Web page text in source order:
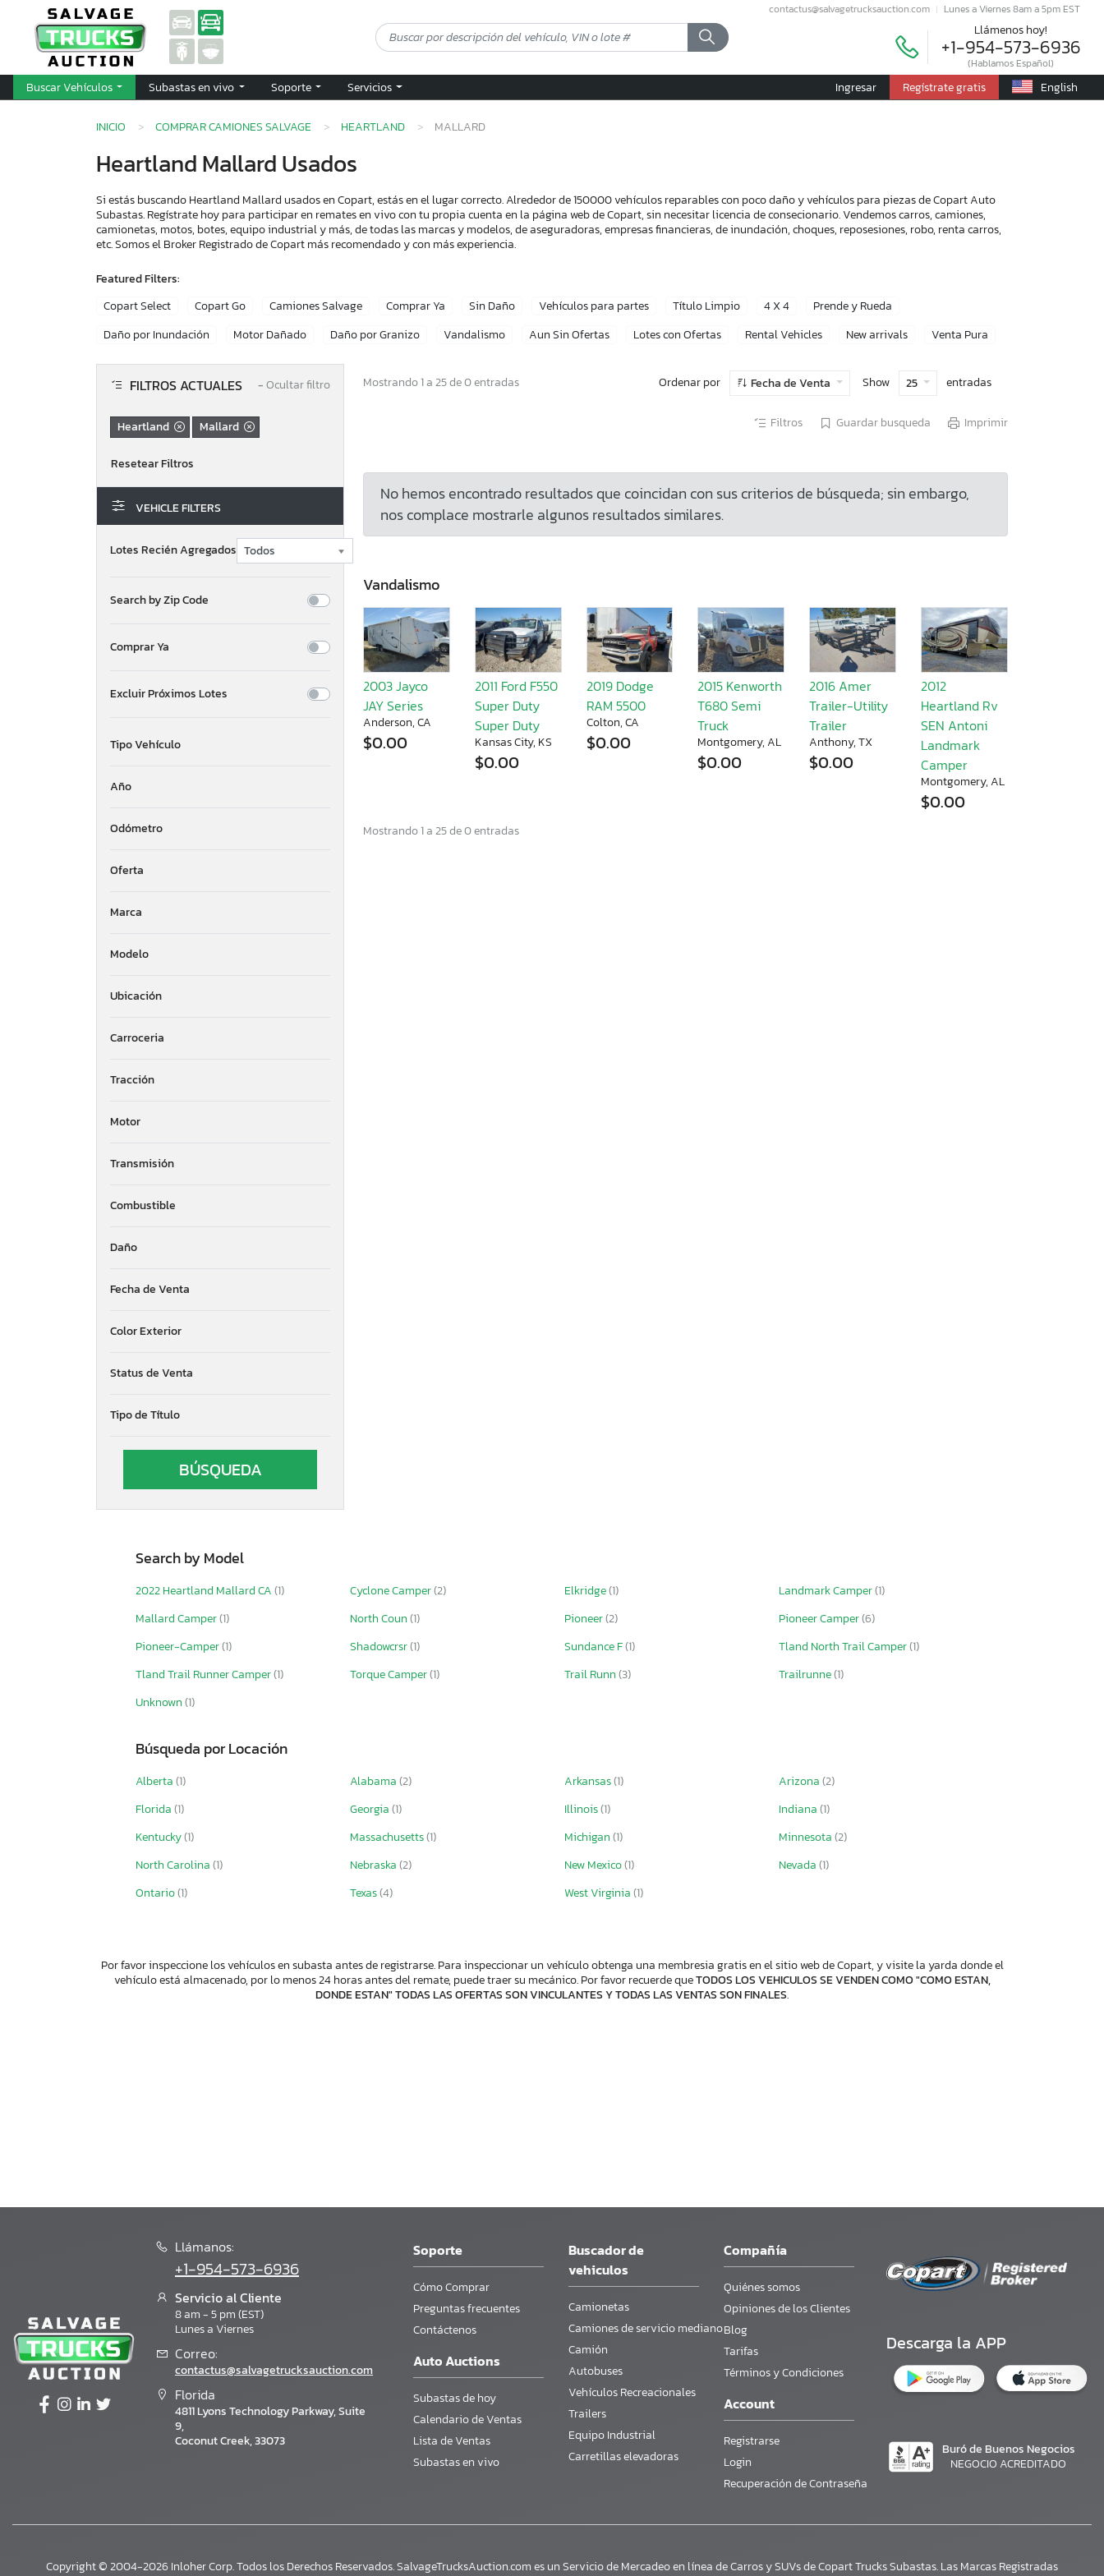
contactus@salvagetrucksauction.com Lunes a Viernes 8am a 5pm EST
Llámenos hoy!
+1-954-573-6936
(Hablamos Español)
Buscar Vehículos Subastas en vivo Soporte Servicios Ingresar Regístrate gratis English
INICIO COMPRAR CAMIONES SALVAGE HEARTLAND MALLARD
Heartland Mallard Usados
Si estás buscando Heartland Mallard usados en Copart, estás en el lugar correcto. Alrededor de 150000 vehículos reparables con poco daño y vehículos para piezas de Copart Auto
Subastas. Regístrate hoy para participar en remates en vivo con tu propia cuenta en la página web de Copart, sin necesitar licencia de consecionario. Vendemos carros, camiones,
camionetas, motos, botes, equipo industrial y más, de todas las marcas y modelos, de aseguradoras, empresas financieras, de inundación, choques, reposesiones, robo, renta carros,
etc. Somos el Broker Registrado de Copart más recomendado y con más experiencia.
Featured Filters:
Copart Select
Copart Go Camiones Salvage Comprar Ya Sin Daño Vehículos para partes Título Limpio 4 X 4
Prende y Rueda
Daño por Inundación
Motor Dañado Daño por Granizo Vandalismo Aun Sin Ofertas Lotes con Ofertas Rental Vehicles New arrivals Venta Pura
FILTROS ACTUALES −Ocultar filtro
Heartland Mallard
VEHICLE FILTERS
Lotes Recién Agregados
Search by Zip Code
Comprar Ya
Excluir Próximos Lotes
Tipo Vehículo
Año
Odómetro
Oferta
Marca
Modelo
Ubicación
Carroceria
Tracción
Motor
Transmisión
Combustible
Daño
Fecha de Venta
Color Exterior
Status de Venta
Tipo de Título
Mostrando 1 a 25 de 0 entradas Ordenar por Fecha de Venta Show 25 entradas
Filtros Guardar busqueda Imprimir
No hemos encontrado resultados que coincidan con sus criterios de búsqueda; sin embargo,
nos complace mostrarle algunos resultados similares.
Vandalismo
2003 Jayco
JAY Series
Anderson, CA
$0.00
2011 Ford F550
Super Duty
Super Duty
Kansas City, KS
$0.00
2019 Dodge
RAM 5500
Colton, CA
$0.00
2015 Kenworth
T680 Semi
Truck
Montgomery, AL
$0.00
2016 Amer
Trailer-Utility
Trailer
Anthony, TX
$0.00
2012
Heartland Rv
SEN Antoni
Landmark
Camper
Montgomery, AL
$0.00
Mostrando 1 a 25 de 0 entradas
Search by Model
2022 Heartland Mallard CA(1) Cyclone Camper(2) Elkridge(1) Landmark Camper(1)
Mallard Camper(1) North Coun(1) Pioneer(2) Pioneer Camper(6)
Pioneer-Camper(1) Shadowcrsr(1) Sundance F(1) Tland North Trail Camper(1)
Tland Trail Runner Camper(1) Torque Camper(1) Trail Runn(3) Trailrunne(1)
Unknown(1)
Búsqueda por Locación
Alberta(1) Alabama(2) Arkansas(1) Arizona(2)
Florida(1) Georgia(1) Illinois(1) Indiana(1)
Kentucky(1) Massachusetts(1) Michigan(1) Minnesota(2)
North Carolina(1) Nebraska(2) New Mexico(1) Nevada(1)
Ontario(1) Texas(4) West Virginia(1)
Por favor inspeccione los vehículos en subasta antes de registrarse. Para inspeccionar un vehículo obtenga una membresia gratis en el sitio web de Copart, y visite la yarda donde el
vehículo está almacenado, por lo menos 24 horas antes del remate, puede traer su mecánico. Por favor recuerde queTODOS LOS VEHICULOS SE VENDEN COMO "COMO ESTAN,
DONDE ESTAN" TODAS LAS OFERTAS SON VINCULANTES Y TODAS LAS VENTAS SON FINALES.
Llámanos:
+1-954-573-6936
Servicio al Cliente
8 am - 5 pm (EST)
Lunes a Viernes
Correo:
contactus@salvagetrucksauction.com
Florida
4811 Lyons Technology Parkway, Suite
9,
Coconut Creek, 33073
Soporte
Cómo Comprar
Preguntas frecuentes
Contáctenos
Auto Auctions
Subastas de hoy
Calendario de Ventas
Lista de Ventas
Subastas en vivo
Buscador de
vehiculos
Camionetas
Camiones de servicio mediano
Camión
Autobuses
Vehículos Recreacionales
Trailers
Equipo Industrial
Carretillas elevadoras
Compañía
Quiénes somos
Opiniones de los Clientes
Blog
Tarifas
Términos y Condiciones
Account
Registrarse
Login
Recuperación de Contraseña
Descarga la APP
Buró de Buenos Negocios
NEGOCIO ACREDITADO
Copyright © 2004-2026 Inloher Corp. Todos los Derechos Reservados. SalvageTrucksAuction.com es un Servicio de Mercadeo en línea de Carros y SUVs de Copart Trucks Subastas. Las Marcas Registradas